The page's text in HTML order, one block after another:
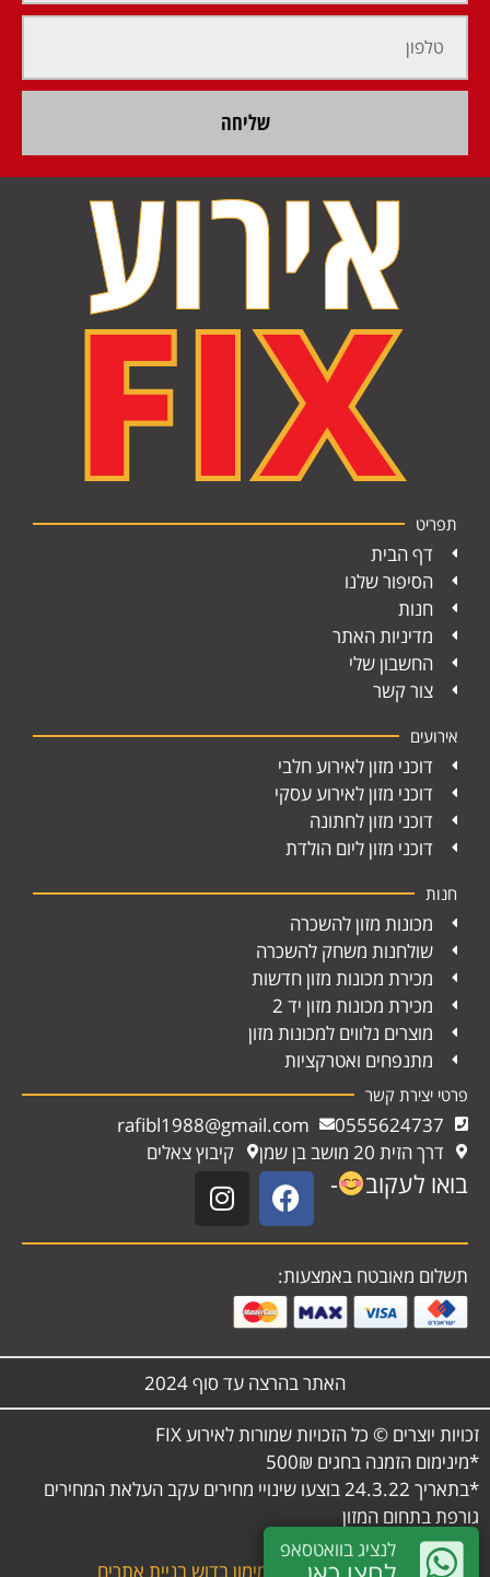
שליחה
תפריט
דף הבית
הסיפור שלנו
חנות
מדיניות האתר
החשבון שלי
צור קשר
אירועים
דוכני מזון לאירוע חלבי
דוכני מזון לאירוע עסקי
דוכני מזון לחתונה
דוכני מזון ליום הולדת
חנות
מכונות מזון להשכרה
שולחנות משחק להשכרה
מכירת מכונות מזון חדשות
מכירת מכונות מזון יד 2
מוצרים נלווים למכונות מזון
מתנפחים ואטרקציות
פרטי יצירת קשר
0555624737
rafibl1988@gmail.com
דרך הזית 20 מושב בן שמן
קיבוץ צאלים
בואו לעקוב -
תשלום מאובטח באמצעות:
האתר בהרצה עד סוף 2024
זכויות יוצרים © כל הזכויות שמורות לאירוע FIX
*מינימום הזמנה בחגים 500₪
*בתאריך 24.3.22 בוצעו שינויי מחירים עקב העלאת המחירים
גורפת בתחום המזון
לנציג בוואטסאפ
אתר זה נבנה ע"י מימון בדוש בניית אתרים